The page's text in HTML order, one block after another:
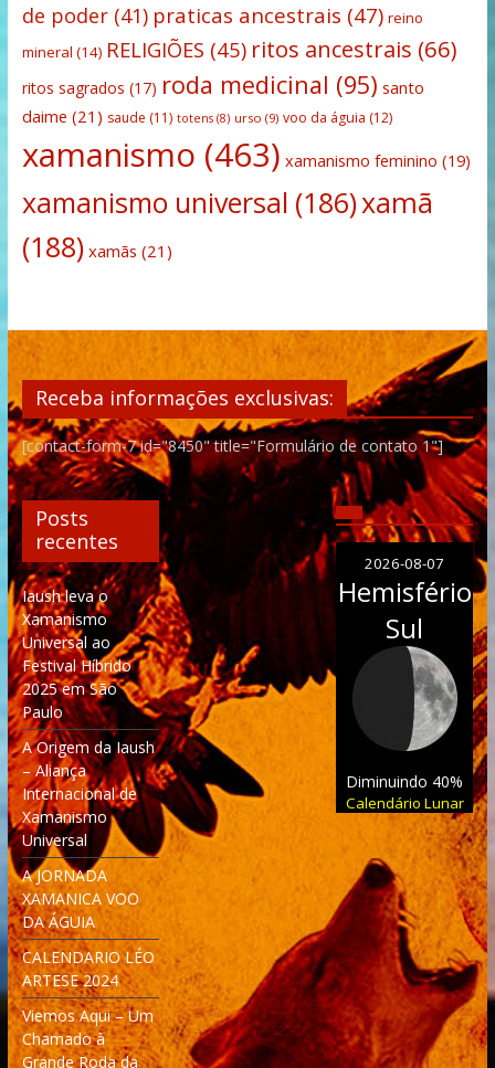
de poder(41) praticas ancestrais (47) reino
mineral (14) RELIGIÕES (45) ritos ancestrais (66)
ritos sagrados (17) roda medicinal (95) santo
daime (21) saude (11) totens(8) urso (9) voo da águia (12)
xamanismo (463) xamanismo feminino (19)
xamanismo universal (186)xamã
(188) xamãs (21)
Receba informações exclusivas:
[contact-form-7 id="8450" title="Formulário de contato 1"]
Posts
recentes
Iaush leva o
Xamanismo
Universal ao
Festival Híbrido
2025 em São
Paulo
A Origem da Iaush
– Aliança
Internacional de
Xamanismo
Universal
A JORNADA
XAMANICA VOO
DA ÁGUIA
CALENDARIO LÉO
ARTESE 2024
Viemos Aqui – Um
Chamado à
Grande Roda da
2026-08-07
Hemisfério
Sul
Diminuindo 40%
Calendário Lunar